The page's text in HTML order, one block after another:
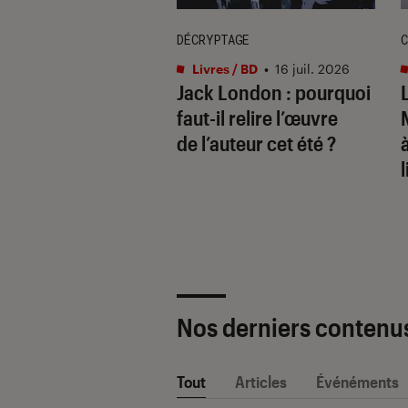
Jack London : pourquoi
faut-il relire l’œuvre
de l’auteur cet été ?
DÉCRYPTAGE
Livres / BD • 16 juil. 2026
Nos derniers
Tout Articles Événéments